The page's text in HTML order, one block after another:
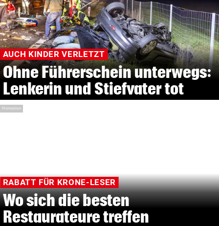
AUCH KINDER VERLETZT
Ohne Führerschein unterwegs:
Lenkerin und Stiefvater tot
RABATT FÜR KRONE-LESER
Wo sich die besten
Restaurateure treffen
Promotion